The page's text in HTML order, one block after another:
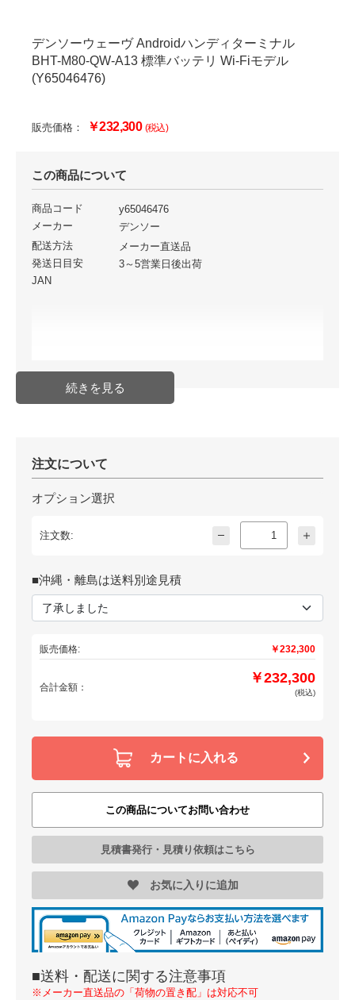
デンソーウェーヴ Androidハンディターミナル
BHT-M80-QW-A13 標準バッテリ Wi-Fiモデル
(Y65046476)
販売価格： ￥232,300 (税込)
この商品について
商品コード
y65046476
メーカー
デンソー
配送方法
メーカー直送品
発送日目安
3～5営業日後出荷
JAN
注文について
オプション選択
注文数:
■沖縄・離島は送料別途見積
販売価格: ￥232,300
合計金額：
￥232,300
(税込)
カートに入れる
この商品についてお問い合わせ
見積書発行・見積り依頼はこちら
お気に入りに追加
■送料・配送に関する注意事項
※メーカー直送品の「荷物の置き配」は対応不可